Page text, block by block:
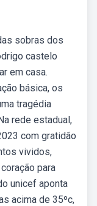
sobras dos
castelo
em casa.
básica, os
tragédia
rede estadual,
com gratidão
vividos,
para
unicef aponta
acima de 35ºc,